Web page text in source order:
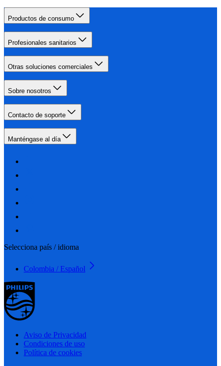
Productos de consumo
Profesionales sanitarios
Otras soluciones comerciales
Sobre nosotros
Contacto de soporte
Manténgase al día
Selecciona país / idioma
Colombia / Español
Aviso de Privacidad
Condiciones de uso
Política de cookies